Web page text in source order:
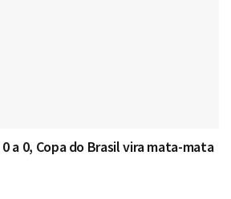
a 0, Copa do Brasil vira mata-mata